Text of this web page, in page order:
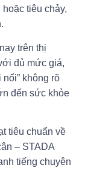
tiêu chảy,
trên thị
đủ mức giá,
nổi” không rõ
đến sức khỏe
tiêu chuẩn về
– STADA
tiếng chuyên